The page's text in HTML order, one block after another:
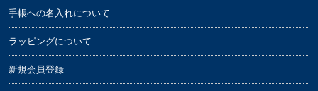
手帳への名入れについて
ラッピングについて
新規会員登録